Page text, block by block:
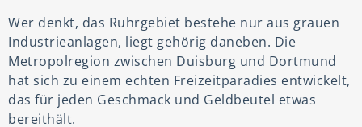
Wer denkt, das Ruhrgebiet bestehe nur aus grauen
Industrieanlagen, liegt gehörig daneben. Die
Metropolregion zwischen Duisburg und Dortmund
hat sich zu einem echten Freizeitparadies entwickelt,
das für jeden Geschmack und Geldbeutel etwas
bereithält.